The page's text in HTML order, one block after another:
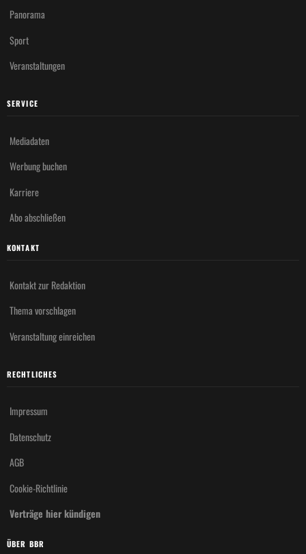
Panorama
Sport
Veranstaltungen
SERVICE
Mediadaten
Werbung buchen
Karriere
Abo abschließen
KONTAKT
Kontakt zur Redaktion
Thema vorschlagen
Veranstaltung einreichen
RECHTLICHES
Impressum
Datenschutz
AGB
Cookie-Richtlinie
Verträge hier kündigen
ÜBER BBR